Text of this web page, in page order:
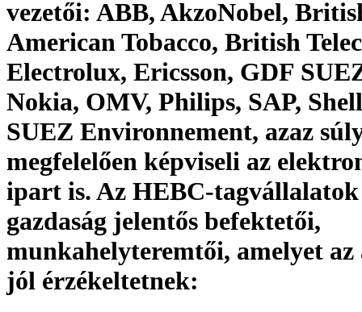
vezetői: ABB, AkzoNobel,
American Tobacco, British
Electrolux, Ericsson, GDF
Nokia, OMV, Philips, SAP,
SUEZ Environnement, azaz
megfelelően képviseli az
ipart is. Az HEBC-
gazdaság jelentős befektetői,
munkahelyteremtői, amelyet az
jól érzékeltetnek: